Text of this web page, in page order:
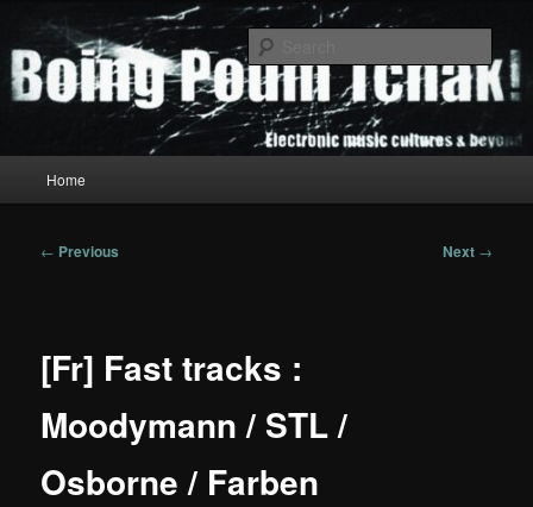
primary
contentBoing Poum Tchak!
Home
Post
← Previous Next →
[Fr] Fast tracks :
Moodymann / STL /
Osborne / Farben